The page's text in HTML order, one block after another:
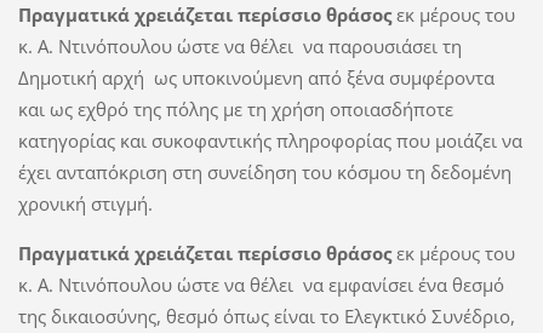
Πραγματικά χρειάζεται περίσσιο θράσοςεκ μέρους του
κ. Α. Ντινόπουλου ώστε να θέλει να παρουσιάσει τη
Δημοτική αρχή ως υποκινούμενη από ξένα συμφέροντα
και ως εχθρό της πόλης με τη χρήση οποιασδήποτε
κατηγορίας και συκοφαντικής πληροφορίας που μοιάζει να
έχει ανταπόκριση στη συνείδηση του κόσμου τη δεδομένη
χρονική στιγμή.
Πραγματικά χρειάζεται περίσσιο θράσοςεκ μέρους του
κ. Α. Ντινόπουλου ώστε να θέλει να εμφανίσει ένα θεσμό
της δικαιοσύνης, θεσμό όπως είναι το Ελεγκτικό Συνέδριο,